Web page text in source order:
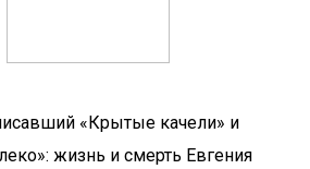
«Крытые качели» и
жизнь и смерть Евгения